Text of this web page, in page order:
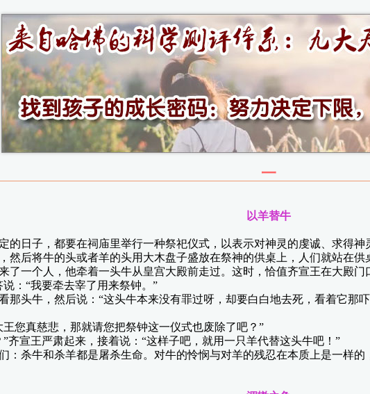
一
以羊替牛
日子，都要在祠庙里举行一种祭祀仪式，以表示对神灵的虔诚、求得神
然后将牛的头或者羊的头用大木盘子盛放在祭神的供桌上，人们就站在供
一个人，他牵着一头牛从皇宫大殿前走过。这时，恰值齐宣王在大殿门
：“我要牵去宰了用来祭钟。”
头牛，然后说：“这头牛本来没有罪过呀，却要白白地去死，看着它那
真慈悲，那就请您把祭钟这一仪式也废除了吧？”
宣王严肃起来，接着说：“这样子吧，就用一只羊代替这头牛吧！”
杀牛和杀羊都是屠杀生命。对牛的怜悯与对羊的残忍在本质上是一样的